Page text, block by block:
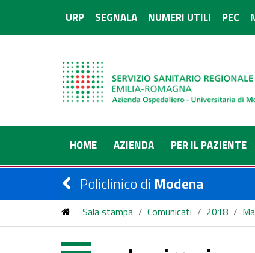
URP SEGNALA NUMERI UTILI PEC
HOME AZIENDA PER IL PAZIENTE
Policlinico di Modena
Sala stampa / Comunicati / 2018 /